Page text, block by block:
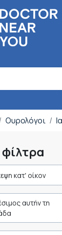
Ουρολόγοι
φίλτρα
κατ' οίκον
αυτήν τη